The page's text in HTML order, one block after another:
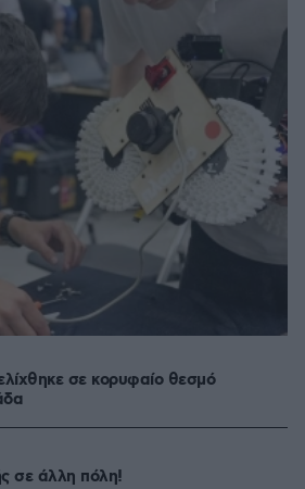
σε κορυφαίο θεσμό
σε άλλη πόλη!